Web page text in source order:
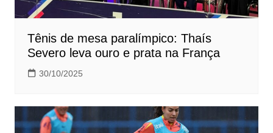
Tênis de mesa paralímpico: Thaís
Severo leva ouro e prata na França
30/10/2025